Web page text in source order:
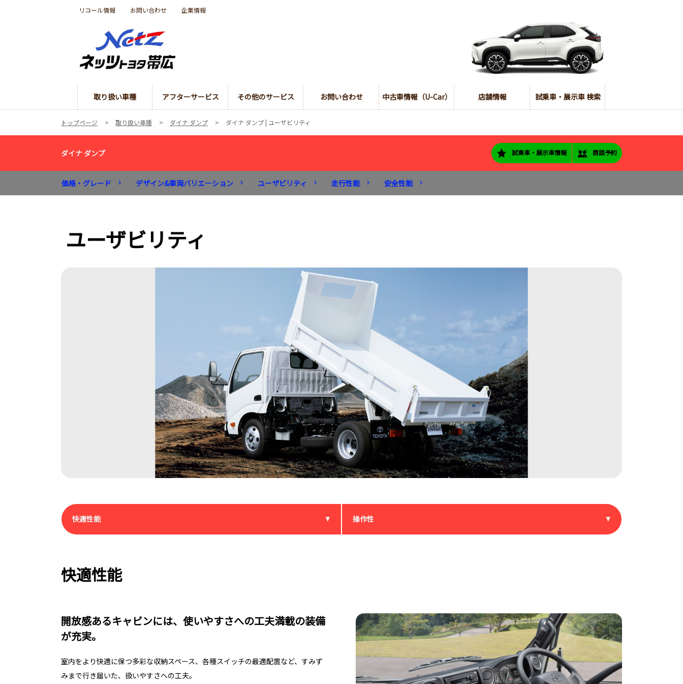
取り扱い車種 アフターサービス その他のサービス お問い合わせ 中古車情報（U-Car） 店舗情報 試乗車・展示車 検索
リコール情報 お問い合わせ 企業情報
トップページ 取り扱い車種 ダイナ ダンプ ダイナ ダンプ | ユーザビリティ
ダイナ ダンプ 試乗車・展示車情報 商談予約
価格・グレード デザイン&車両バリエーション ユーザビリティ 走行性能 安全性能
ユーザビリティ
快適性能 操作性
快適性能
開放感あるキャビンには、使いやすさへの工夫満載の装備
が充実。
室内をより快適に保つ多彩な収納スペース、各種スイッチの最適配置など、すみず
みまで行き届いた、扱いやすさへの工夫。